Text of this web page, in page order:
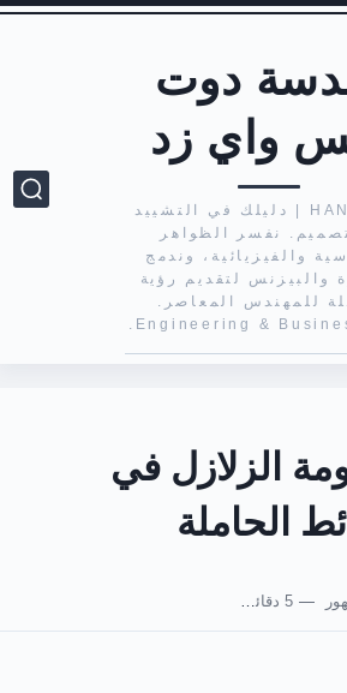
دوت
واي زد
HANDASA | دليلك في التشييد
نفسر الظواهر
والفيزيائية، وندمج
والبيزنس لتقديم رؤية
للمهندس المعاصر.
Engineering &
الزلازل في
الحاملة
5 دقائق للقراءة